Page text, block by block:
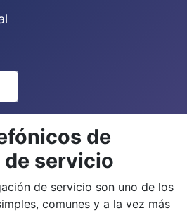
de
servicio
de servicio son uno de los
comunes y a la vez más